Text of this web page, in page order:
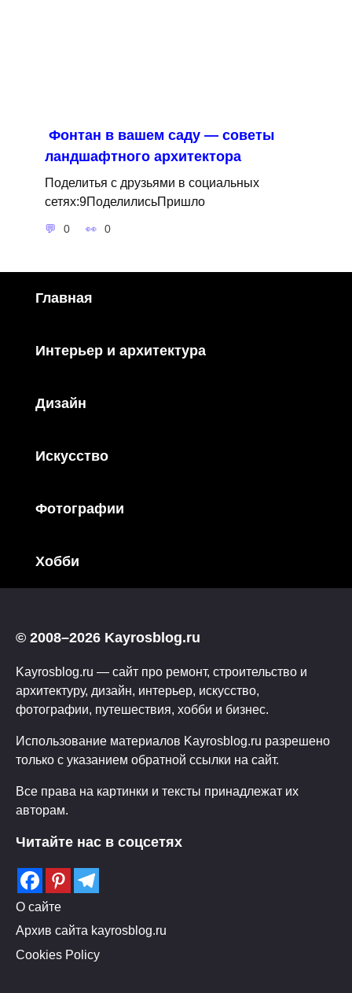
Фонтан в вашем саду — советы
ландшафтного архитектора
Поделитья с друзьями в социальных
сетях:9ПоделилисьПришло
0 0
Главная
Интерьер и архитектура
Дизайн
Искусство
Фотографии
Хобби
© 2008–2026 Kayrosblog.ru
Kayrosblog.ru — сайт про ремонт, строительство и
архитектуру, дизайн, интерьер, искусство,
фотографии, путешествия, хобби и бизнес.
Использование материалов Kayrosblog.ru разрешено
только с указанием обратной ссылки на сайт.
Все права на картинки и тексты принадлежат их
авторам.
Читайте нас в соцсетях
О сайте
Архив сайта kayrosblog.ru
Cookies Policy